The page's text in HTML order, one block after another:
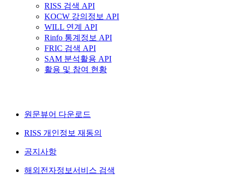
RISS 검색 API
KOCW 강의정보 API
WILL 연계 API
Rinfo 통계정보 API
FRIC 검색 API
SAM 분석활용 API
활용 및 참여 현황
원문뷰어 다운로드
RISS 개인정보 재동의
공지사항
해외전자정보서비스 검색